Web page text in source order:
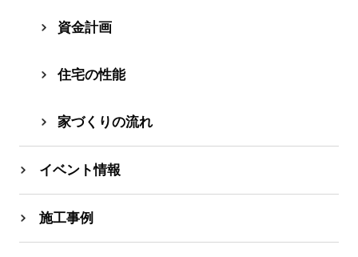
資⾦計画
住宅の性能
家づくりの流れ
イベント情報
施工事例